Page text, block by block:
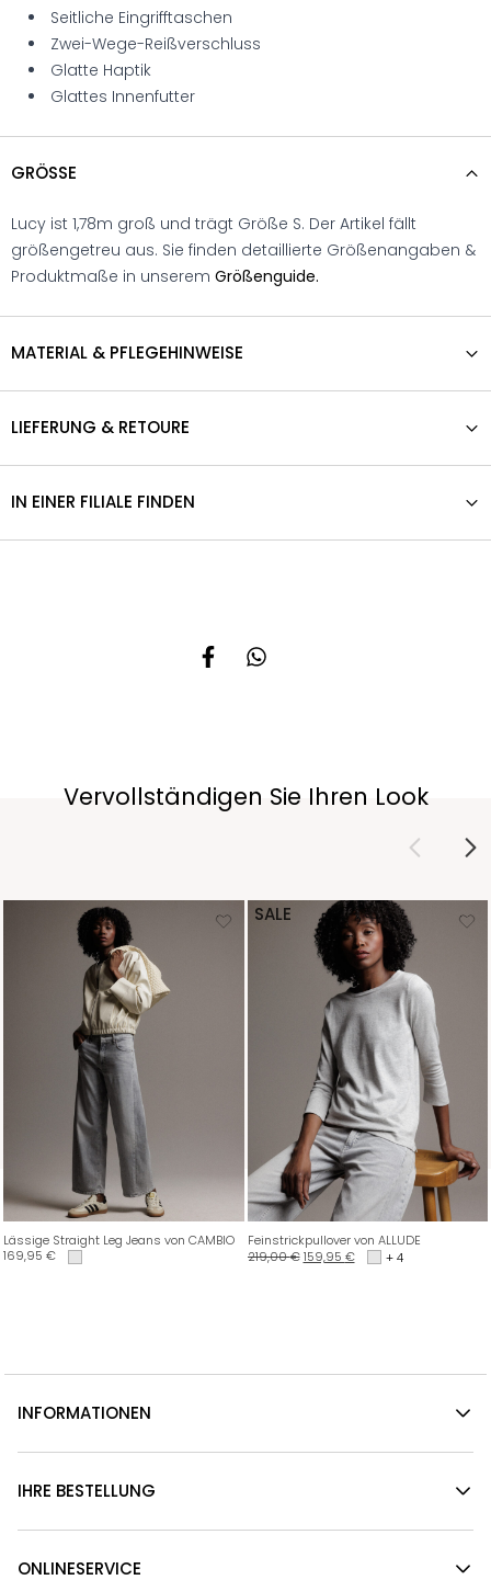
Seitliche Eingrifftaschen
Zwei-Wege-Reißverschluss
Glatte Haptik
Glattes Innenfutter
GRÖSSE
Lucy ist 1,78m groß und trägt Größe S. Der Artikel fällt
größengetreu aus. Sie finden detaillierte Größenangaben &
Produktmaße in unserem Größenguide.
MATERIAL & PFLEGEHINWEISE
LIEFERUNG & RETOURE
IN EINER FILIALE FINDEN
Vervollständigen Sie Ihren Look
Lässige Straight Leg Jeans von CAMBIO
169,95 €
SALE
Feinstrickpullover von ALLUDE
219,00€ 159,95 € + 4
INFORMATIONEN
IHRE BESTELLUNG
ONLINESERVICE